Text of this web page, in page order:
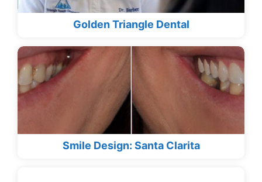
Golden Triangle Dental
Smile Design: Santa Clarita